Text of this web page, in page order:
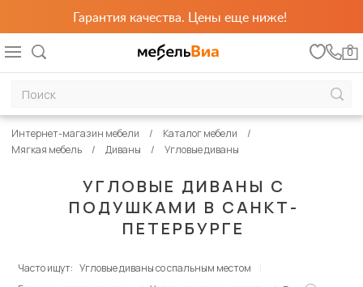
Гарантия качества. Цены еще ниже!
0
УГЛОВЫЕ ДИВАНЫ С
ПОДУШКАМИ В САНКТ-
ПЕТЕРБУРГЕ
Интернет-магазин мебели
Каталог мебели
Мягкая мебель
Диваны Угловые диваны
Часто ищут: Угловые диваны со спальным местом